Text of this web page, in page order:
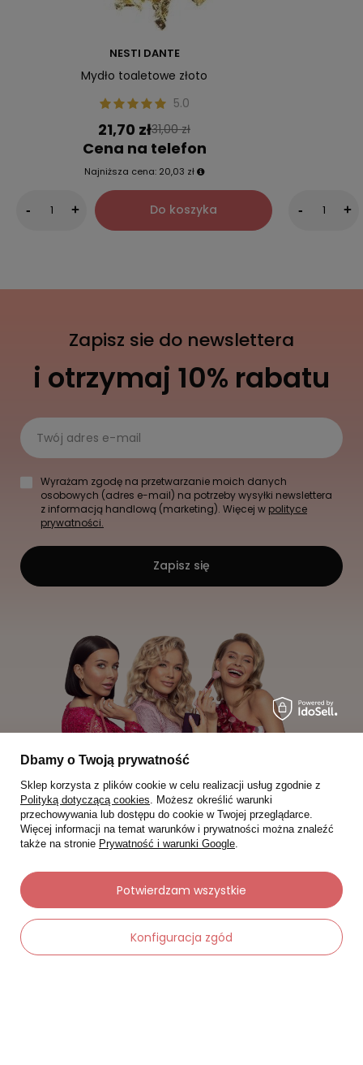
NESTI DANTE
Mydło toaletowe złoto
5.0
21,70 zł31,00 zł
Cena na telefon
Najniższa cena: 20,03 zł
- + Do koszyka - +
Zapisz sie do newslettera
i otrzymaj 10% rabatu
Twój adres e-mail
Wyrażam zgodę na przetwarzanie moich danych
osobowych (adres e-mail) na potrzeby wysyłki newslettera
z informacją handlową (marketing). Więcej w polityce
prywatności.
Zapisz się
Status zamówienia
Śledzenie przesyłki
Chcę zareklamować produkt
Dbamy o Twoją prywatność
Sklep korzysta z plików cookie w celu realizacji usług zgodnie z
Polityką dotyczącą cookies. Możesz określić warunki
przechowywania lub dostępu do cookie w Twojej przeglądarce.
Więcej informacji na temat warunków i prywatności można znaleźć
także na stronie Prywatność i warunki Google.
Konfiguracja zgód
Potwierdzam wszystkie